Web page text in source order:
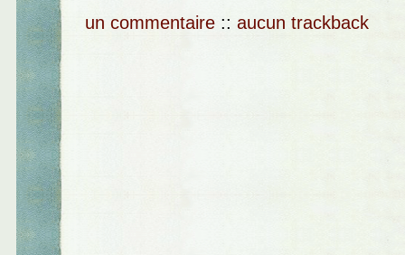
un commentaire :: aucun trackback